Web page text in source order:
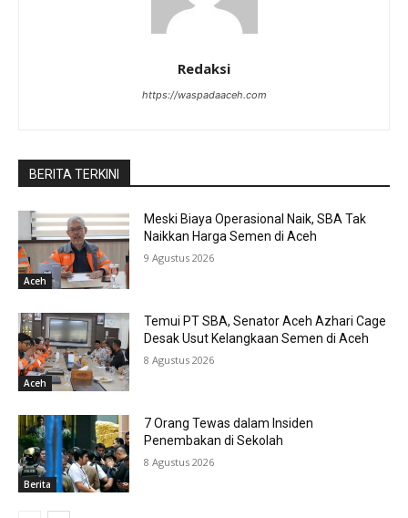
Redaksi
https://waspadaaceh.com
BERITA TERKINI
Aceh
Meski Biaya Operasional Naik, SBA Tak
Naikkan Harga Semen di Aceh
9 Agustus 2026
Aceh
Temui PT SBA, Senator Aceh Azhari Cage
Desak Usut Kelangkaan Semen di Aceh
8 Agustus 2026
Berita
7 Orang Tewas dalam Insiden
Penembakan di Sekolah
8 Agustus 2026